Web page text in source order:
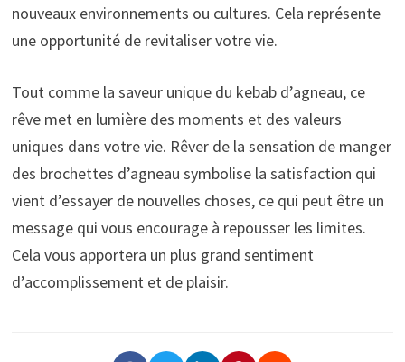
nouveaux environnements ou cultures. Cela représente
une opportunité de revitaliser votre vie.
Tout comme la saveur unique du kebab d’agneau, ce
rêve met en lumière des moments et des valeurs
uniques dans votre vie. Rêver de la sensation de manger
des brochettes d’agneau symbolise la satisfaction qui
vient d’essayer de nouvelles choses, ce qui peut être un
message qui vous encourage à repousser les limites.
Cela vous apportera un plus grand sentiment
d’accomplissement et de plaisir.